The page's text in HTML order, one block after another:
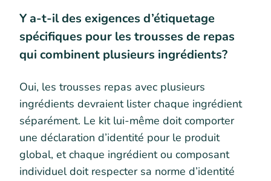
Y a-t-il des exigences d’étiquetage
spécifiques pour les trousses de repas
qui combinent plusieurs ingrédients?
Oui, les trousses repas avec plusieurs
ingrédients devraient lister chaque ingrédient
séparément. Le kit lui-même doit comporter
une déclaration d’identité pour le produit
global, et chaque ingrédient ou composant
individuel doit respecter sa norme d’identité